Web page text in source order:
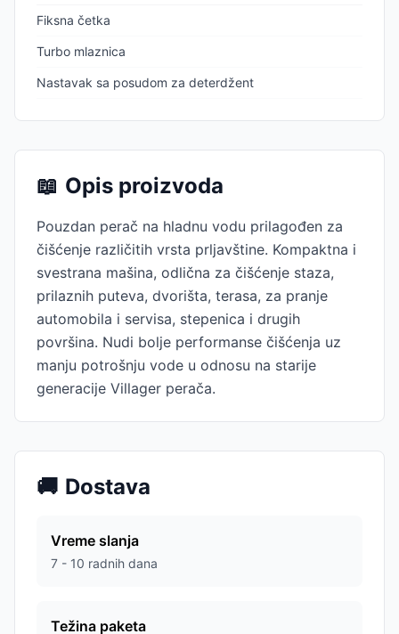
Fiksna četka
Turbo mlaznica
Nastavak sa posudom za deterdžent
📖 Opis proizvoda
Pouzdan perač na hladnu vodu prilagođen za
čišćenje različitih vrsta prljavštine. Kompaktna i
svestrana mašina, odlična za čišćenje staza,
prilaznih puteva, dvorišta, terasa, za pranje
automobila i servisa, stepenica i drugih
površina. Nudi bolje performanse čišćenja uz
manju potrošnju vode u odnosu na starije
generacije Villager perača.
🚚 Dostava
Vreme slanja
7 - 10 radnih dana
Težina paketa